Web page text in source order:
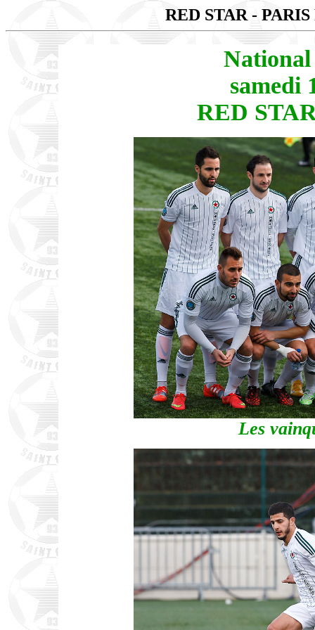
RED STAR -
National
samedi
RED
Les